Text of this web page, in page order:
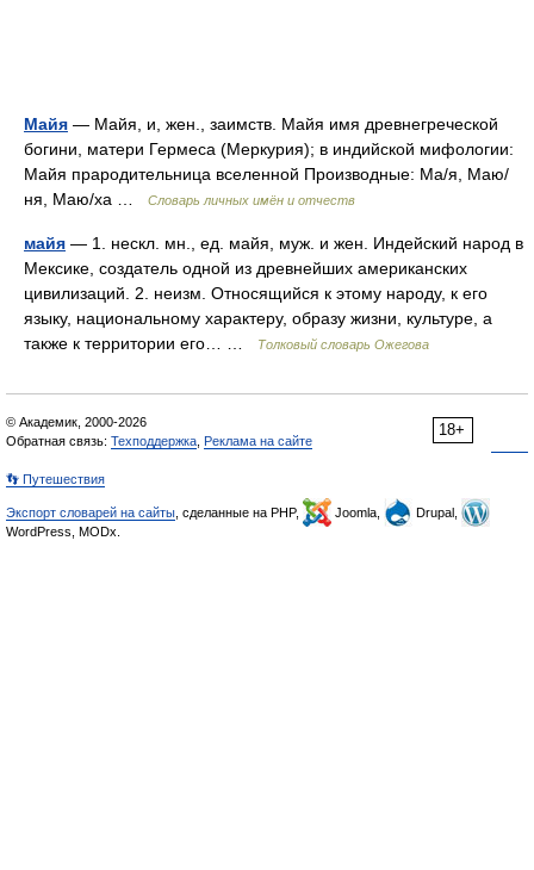
Майя — Майя, и, жен., заимств. Майя имя древнегреческой
богини, матери Гермеса (Меркурия); в индийской мифологии:
Майя прародительница вселенной Производные: Ма/я, Маю/
ня, Маю/ха …
Словарь личных имён и отчеств
майя — 1. нескл. мн., ед. майя, муж. и жен. Индейский народ в
Мексике, создатель одной из древнейших американских
цивилизаций. 2. неизм. Относящийся к этому народу, к его
языку, национальному характеру, образу жизни, культуре, а
также к территории его… …
Толковый словарь Ожегова
18+
© Академик, 2000-2026
Обратная связь: Техподдержка Реклама на сайте
👣 Путешествия
Экспорт словарей на сайты , сделанные на PHP, Joomla,
Drupal,
WordPress, MODx.